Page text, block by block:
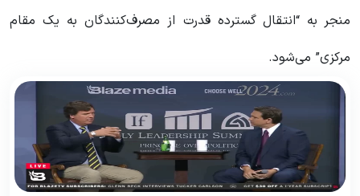
منجر به “انتقال گسترده قدرت از مصرف‌کنندگان به یک مقام
مرکزی” می‌شود.